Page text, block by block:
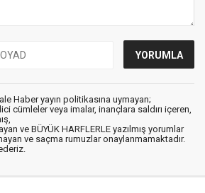
Haber yayın politikasına uymayan;
cümleler veya imalar, inançlara saldırı içeren,
ve BÜYÜK HARFLERLE yazılmış yorumlar
ve saçma rumuzlar onaylanmamaktadır.